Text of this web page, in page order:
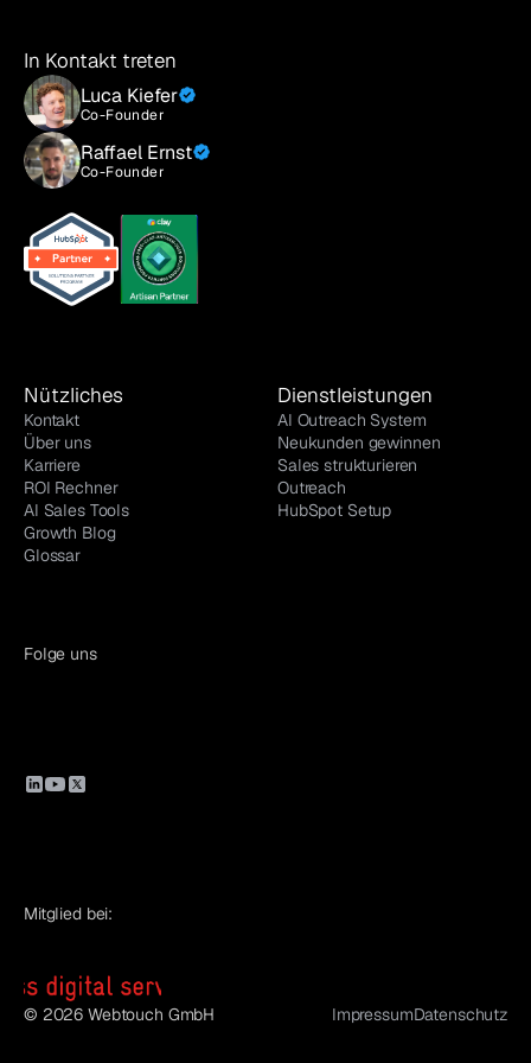
Nützliches
Kontakt
Über uns
Karriere
ROI Rechner
AI Sales Tools
Growth Blog
Glossar
Dienstleistungen
AI Outreach System
Neukunden gewinnen
Sales strukturieren
Outreach
HubSpot Setup
In Kontakt treten
Luca Kiefer
Co-Founder
Raffael Ernst
Co-Founder
Folge uns
Mitglied bei:
© 2026 Webtouch GmbH ImpressumDatenschutz